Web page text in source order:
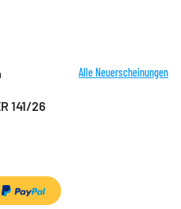
Alle Neuerscheinungen
141/26